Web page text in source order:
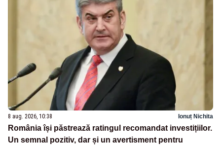
8 aug. 2026, 10:38 Ionuț Nichita
România își păstrează ratingul recomandat investițiilor.
Un semnal pozitiv, dar și un avertisment pentru